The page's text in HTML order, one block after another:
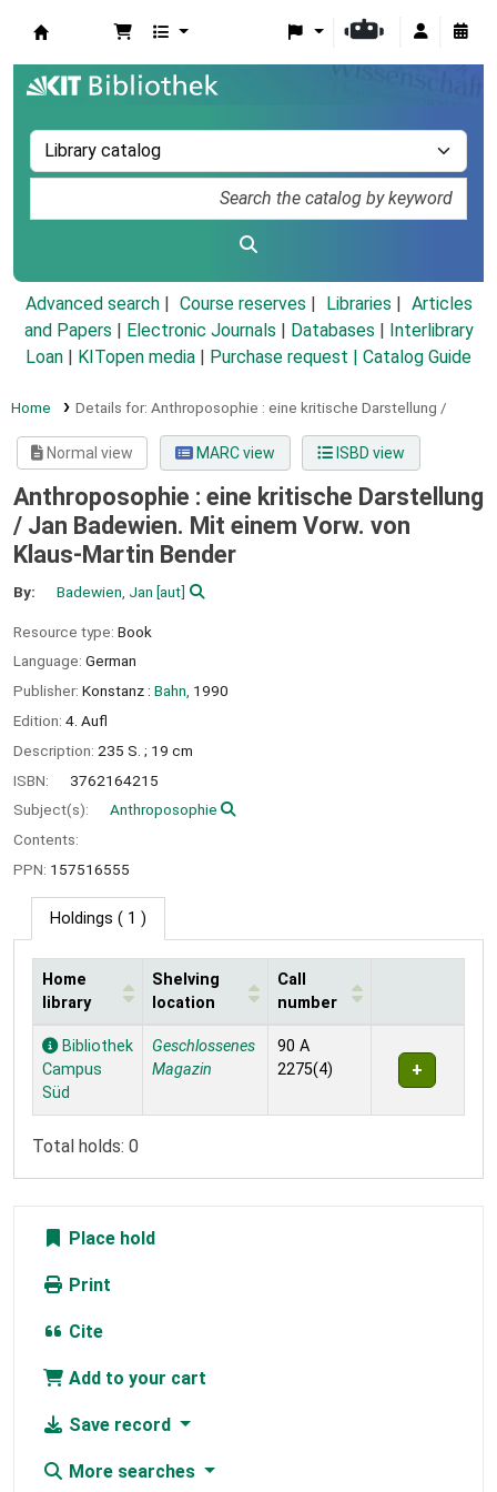
Advanced search Course reserves Libraries
Articles
and Papers
Electronic Journals Databases
Interlibrary
Loan
KITopen media Purchase request | Catalog Guide
Home Details for: Anthroposophie : eine kritische Darstellung /
Normal view MARC view ISBD view
Anthroposophie : eine kritische Darstellung
/ Jan Badewien. Mit einem Vorw. von
Klaus-Martin Bender
By: Badewien, Jan [aut]
Resource type: Book
Language: German
Publisher: Konstanz : Bahn, 1990
Edition: 4. Aufl
Description: 235 S. ; 19 cm
ISBN:
3762164215
Subject(s):
Anthroposophie
Contents:
PPN: 157516555
Holdings ( 1 )
Holdings
Home
library
Shelving
location
Call
number
Bibliothek
Campus
Süd
Geschlossenes
Magazin
90 A
2275(4)
Total holds: 0
Place hold
Print
Cite
Add to your cart
Save record
More searches